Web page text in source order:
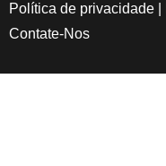
Política de privacidade
Contate-Nos